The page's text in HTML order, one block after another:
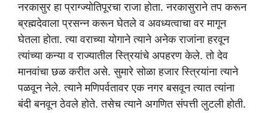
नरकासुर हा प्राग्ज्योतिपूरचा राजा होता. नरकासुराने तप करून
ब्रह्मदेवाला प्रसन्न करून घेतले व अवध्यत्वाचा वर मागून
घेतला होता. त्या वराच्या योगाने त्याने अनेक राजांना हरवून
त्यांच्या कन्या व राज्यातील स्त्रियांचे अपहरण केले. तो देव
मानवांचा छळ करीत असे. सुमारे सोळा हजार स्त्रियांना त्याने
पळवून नेले. त्याने मणिपर्वतावर एक नगर बसवून त्यात त्यांना
बंदी बनवून ठेवले होते. तसेच त्याने अगणित संपत्ती लुटली होती.